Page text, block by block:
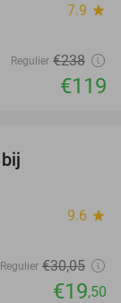
7.9 star
Regulier €238
€119
9.6 star
Regulier €30,05
€19,50